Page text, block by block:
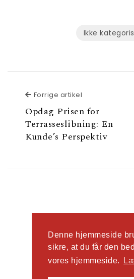
Ikke
Forrige artikel
Opdag Prisen for
Terrasseslibning: En
Kunde’s Perspektiv
Denne hjemmeside
sikre, at du får den
vores hjemmeside.